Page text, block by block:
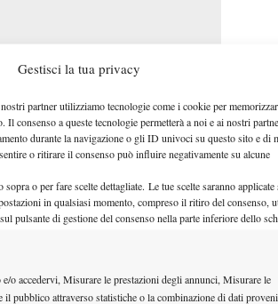
Gestisci la tua privacy
partner utilizziamo tecnologie come i cookie per
consenso a queste tecnologie permetterà a noi e ai nostri
durante la navigazione o gli ID univoci su questo sito e di
o ritirare il consenso può influire negativamente su alcune
o per fare scelte dettagliate. Le tue scelte saranno applicate
in qualsiasi momento, compreso il ritiro del consenso,
pulsante di gestione del consenso nella parte inferiore dello
o accedervi, Misurare le prestazioni degli annunci, Misurare le
il pubblico attraverso statistiche o la combinazione di dati
Sicurezza in campo
pubblicitari venganomessi in un